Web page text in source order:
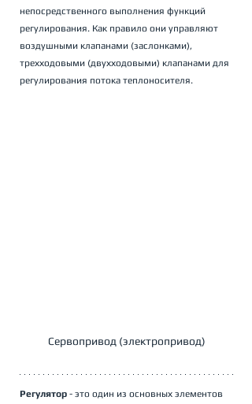
непосредственного выполнения функций
регулирования. Как правило они управляют
воздушными клапанами (заслонками),
трехходовыми (двухходовыми) клапанами для
регулирования потока теплоносителя.
Сервопривод (электропривод)
Регулятор - это один из основных элементов